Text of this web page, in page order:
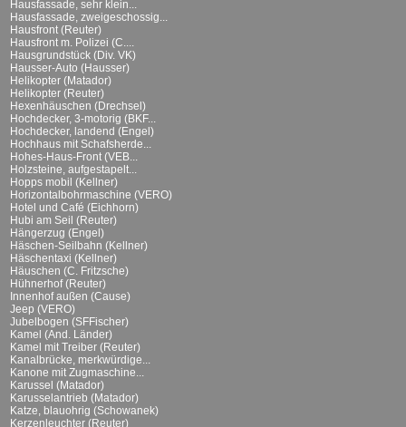
Hausfassade, sehr klein...
Hausfassade, zweigeschossig...
Hausfront (Reuter)
Hausfront m. Polizei (C....
Hausgrundstück (Div. VK)
Hausser-Auto (Hausser)
Helikopter (Matador)
Helikopter (Reuter)
Hexenhäuschen (Drechsel)
Hochdecker, 3-motorig (BKF...
Hochdecker, landend (Engel)
Hochhaus mit Schafsherde...
Hohes-Haus-Front (VEB...
Holzsteine, aufgestapelt...
Hopps mobil (Kellner)
Horizontalbohrmaschine (VERO)
Hotel und Café (Eichhorn)
Hubi am Seil (Reuter)
Hängerzug (Engel)
Häschen-Seilbahn (Kellner)
Häschentaxi (Kellner)
Häuschen (C. Fritzsche)
Hühnerhof (Reuter)
Innenhof außen (Cause)
Jeep (VERO)
Jubelbogen (SFFischer)
Kamel (And. Länder)
Kamel mit Treiber (Reuter)
Kanalbrücke, merkwürdige...
Kanone mit Zugmaschine...
Karussel (Matador)
Karusselantrieb (Matador)
Katze, blauohrig (Schowanek)
Kerzenleuchter (Reuter)